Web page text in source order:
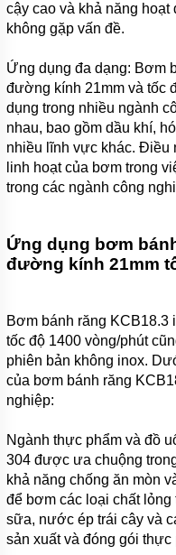
MÁY
BƠM
HÚT
BÙN
CÁT
TRỤC
ĐỨNG
ZIDONG
SERI
MÁY
BÙN
BỌT
TRỤC
MÁY
BƠM
HÚT
BÙN
CÁT
ZIDONG
ZG
MÁY
BƠM
NẠO
VÉT
BÙN
ỐNG
cậy cao và khả năng
không gặp vấn đề.
Ứng dụng đa dạng: Bơm
đường kính 21mm và tốc
dụng trong nhiều ngành
nhau, bao gồm dầu khí,
nhiều lĩnh vực khác. Điều
linh hoạt của bơm trong
trong các ngành công
Ứng dụng bơm
đường kính 21mm
Bơm bánh răng
tốc độ 1400 vòng/phút
phiên bản không inox.
của bơm bánh răng
nghiệp:
Ngành thực phẩm và đồ
304 được ưa chuộng
khả năng chống ăn mòn
để bơm các loại chất
sữa, nước ép trái cây và
sản xuất và đóng gói thực